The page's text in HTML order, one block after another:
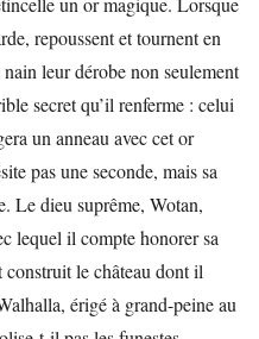
repoussent et tournent en
leur dérobe non seulement
secret qu’il renferme : celui
un anneau avec cet or
pas une seconde, mais sa
Le dieu suprême, Wotan,
lequel il compte honorer sa
le château dont il
érigé à grand-peine au